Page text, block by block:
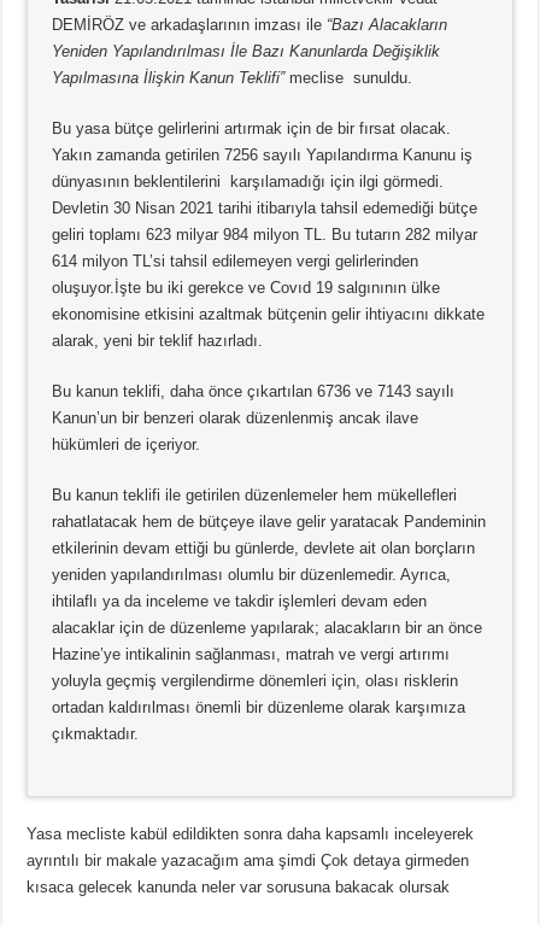
DEMİRÖZ ve arkadaşlarının imzası ile “Bazı Alacakların
Yeniden Yapılandırılması İle Bazı Kanunlarda Değişiklik
Yapılmasına İlişkin Kanun Teklifi”meclise sunuldu.
Bu yasa bütçe gelirlerini artırmak için de bir fırsat olacak.
Yakın zamanda getirilen 7256 sayılı Yapılandırma Kanunu iş
dünyasının beklentilerini karşılamadığı için ilgi görmedi.
Devletin 30 Nisan 2021 tarihi itibarıyla tahsil edemediği bütçe
geliri toplamı 623 milyar 984 milyon TL. Bu tutarın 282 milyar
614 milyon TL’si tahsil edilemeyen vergi gelirlerinden
oluşuyor.İşte bu iki gerekce ve Covıd 19 salgınının ülke
ekonomisine etkisini azaltmak bütçenin gelir ihtiyacını dikkate
alarak, yeni bir teklif hazırladı.
Bu kanun teklifi, daha önce çıkartılan 6736 ve 7143 sayılı
Kanun’un bir benzeri olarak düzenlenmiş ancak ilave
hükümleri de içeriyor.
Bu kanun teklifi ile getirilen düzenlemeler hem mükellefleri
rahatlatacak hem de bütçeye ilave gelir yaratacak Pandeminin
etkilerinin devam ettiği bu günlerde, devlete ait olan borçların
yeniden yapılandırılması olumlu bir düzenlemedir. Ayrıca,
ihtilaflı ya da inceleme ve takdir işlemleri devam eden
alacaklar için de düzenleme yapılarak; alacakların bir an önce
Hazine’ye intikalinin sağlanması, matrah ve vergi artırımı
yoluyla geçmiş vergilendirme dönemleri için, olası risklerin
ortadan kaldırılması önemli bir düzenleme olarak karşımıza
çıkmaktadır.
Yasa mecliste kabül edildikten sonra daha kapsamlı inceleyerek
ayrıntılı bir makale yazacağım ama şimdi Çok detaya girmeden
kısaca gelecek kanunda neler var sorusuna bakacak olursak